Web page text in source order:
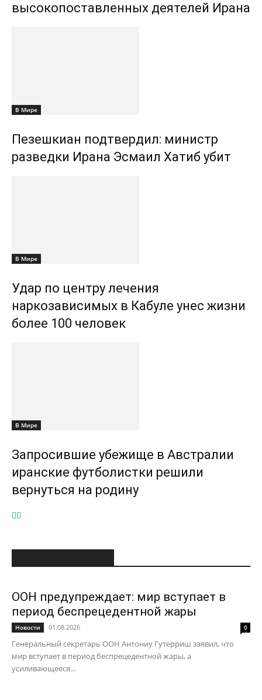
высокопоставленных деятелей Ирана
В Мире
Пезешкиан подтвердил: министр
разведки Ирана Эсмаил Хатиб убит
В Мире
Удар по центру лечения
наркозависимых в Кабуле унес жизни
более 100 человек
В Мире
Запросившие убежище в Австралии
иранские футболистки решили
вернуться на родину
ООН предупреждает: мир вступает в
период беспрецедентной жары
Новости 01.08.2026 0
Генеральный секретарь ООН Антониу Гутерриш заявил, что
мир вступает в период беспрецедентной жары, а
усиливающееся...